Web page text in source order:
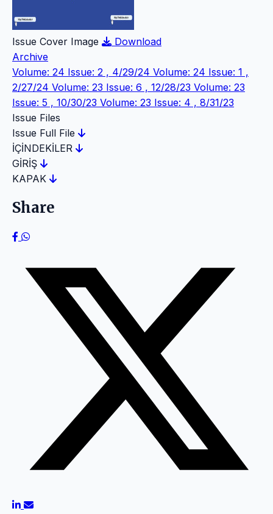
Issue Cover Image
Download
Archive
Volume: 24 Issue: 2 , 4/29/24 Volume: 24 Issue: 1 ,
2/27/24 Volume: 23 Issue: 6 , 12/28/23 Volume: 23
Issue: 5 , 10/30/23 Volume: 23 Issue: 4 , 8/31/23
Issue Files
Issue Full File
İÇİNDEKİLER
GİRİŞ
KAPAK
Share